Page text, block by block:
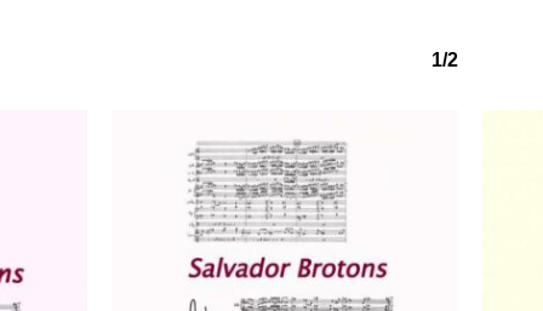
hay productos en el carrito.
Go to shop
1/2